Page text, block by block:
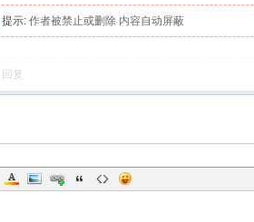
提示: 作者被禁止或删除 内容自动屏蔽
回复